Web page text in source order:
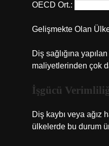
OECD Ort.:
Gelişmekte Olan
Diş sağlığına
maliyetlerinden çok
İşgücü
Diş kaybı veya ağız
ülkelerde bu durum